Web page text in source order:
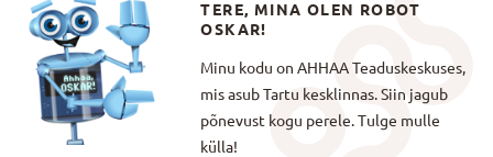
TERE, MINA OLEN ROBOT
OSKAR!
Minu kodu on AHHAA Teaduskeskuses,
mis asub Tartu kesklinnas. Siin jagub
põnevust kogu perele. Tulge mulle
külla!